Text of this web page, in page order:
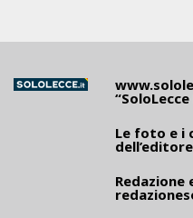
“SoloLecce
Le foto e i
dell’editore
Redazione